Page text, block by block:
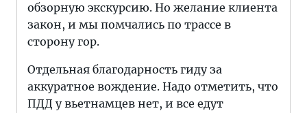
обзорную экскурсию. Но желание клиента
закон, и мы помчались по трассе в
сторону гор.
Отдельная благодарность гиду за
аккуратное вождение. Надо отметить, что
ПДД у вьетнамцев нет, и все едут